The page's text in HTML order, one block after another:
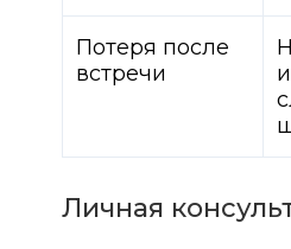
Потеря после
встречи
и
Личная